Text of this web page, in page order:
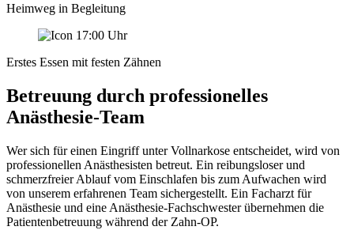
Heimweg in Begleitung
Erstes Essen mit festen Zähnen
Betreuung durch professionelles
Anästhesie-Team
Wer sich für einen Eingriff unter Vollnarkose entscheidet, wird von
professionellen Anästhesisten betreut. Ein reibungsloser und
schmerzfreier Ablauf vom Einschlafen bis zum Aufwachen wird
von unserem erfahrenen Team sichergestellt. Ein Facharzt für
Anästhesie und eine Anästhesie-Fachschwester übernehmen die
Patientenbetreuung während der Zahn-OP.